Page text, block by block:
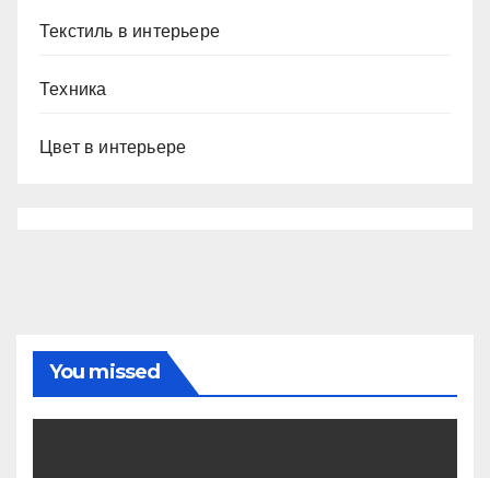
Текстиль в интерьере
Техника
Цвет в интерьере
You missed